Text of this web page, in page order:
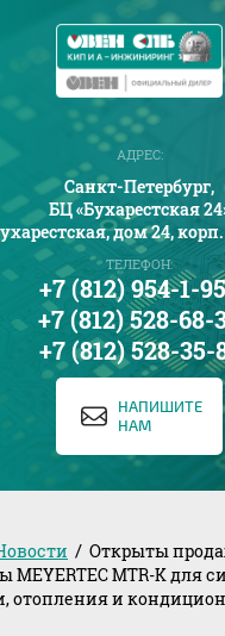
АДРЕС:
Санкт-Петербург,
БЦ «Бухарестская
дом 24, корп.
ТЕЛЕФОН:
+7 (812) 954-1-
+7 (812) 528-68-
+7 (812) 528-35-
НАПИШИТЕ
НАМ
/ Открыты
MEYERTEC MTR-K для
отопления и